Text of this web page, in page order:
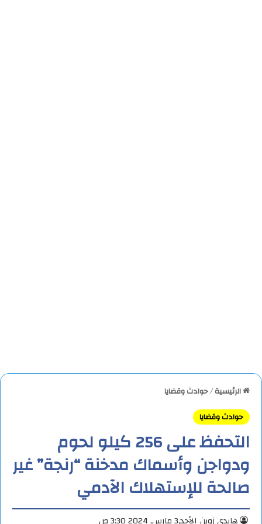
الرئيسية/حوادث وقضايا
حوادث وقضايا
التحفظ على 256 كيلو لحوم
ودواجن وأسماك مدخنة “رنجة” غير
صالحة للإستهلاك الآدمي